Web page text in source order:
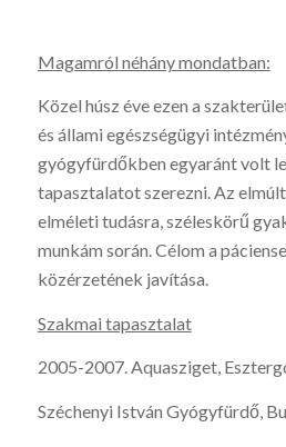
Magamról néhány mondatban:
Közel húsz éve ezen a
és állami egészségügyi
gyógyfürdőkben egyaránt volt
tapasztalatot szerezni. Az
elméleti tudásra, széleskörű
munkám során. Célom a
közérzetének javítása.
Szakmai tapasztalat
2005-2007. Aquasziget,
Széchenyi István Gyógyfürdő,